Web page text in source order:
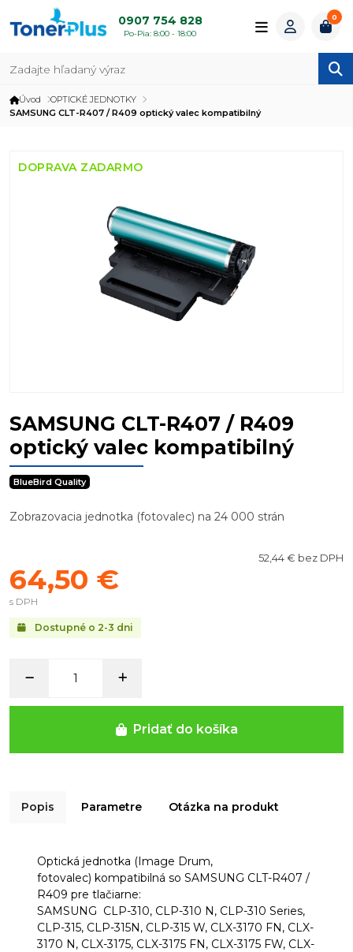
0907 754 828
Po-Pia: 8:00 - 18:00
0
Úvod
OPTICKÉ JEDNOTKY
SAMSUNG CLT-R407 / R409 optický valec kompatibilný
DOPRAVA ZADARMO
SAMSUNG CLT-R407 / R409
optický valec kompatibilný
BlueBird Quality
Zobrazovacia jednotka (fotovalec) na 24 000 strán
Dostupné o 2-3 dni
52,44 € bez DPH
64,50 €
s DPH
Pridať do košíka
Popis Parametre Otázka na produkt
Optická jednotka (Image Drum,
fotovalec) kompatibilná so SAMSUNG CLT-R407 /
R409 pre tlačiarne:
SAMSUNG CLP-310, CLP-310 N, CLP-310 Series,
CLP-315, CLP-315N, CLP-315 W, CLX-3170 FN, CLX-
3170 N, CLX-3175, CLX-3175 FN, CLX-3175 FW, CLX-